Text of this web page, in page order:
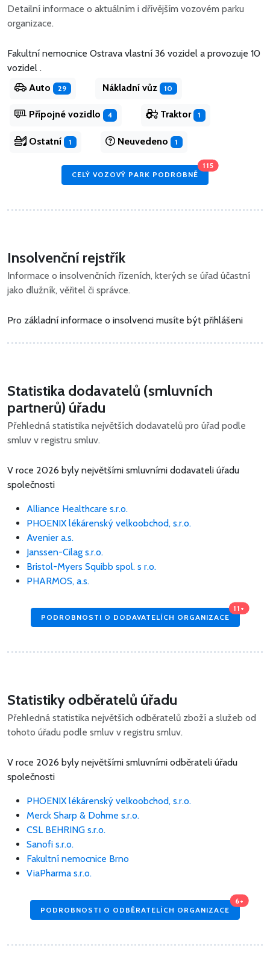
Detailní informace o aktuálním i dřívějším vozovém parku
organizace.
Fakultní nemocnice Ostrava vlastní 36 vozidel a provozuje 10
vozidel .
Auto
29 Nákladní vůz 10
Přípojné vozidlo 4 Traktor 1
Ostatní 1 Neuvedeno 1
CELÝ VOZOVÝ PARK PODROBNĚ
115
Insolvenční rejstřík
Informace o insolvenčních řízeních, kterých se úřad účastní
jako dlužník, věřitel či správce.
Pro základní informace o insolvenci musíte být přihlášeni
Statistika dodavatelů (smluvních
partnerů) úřadu
Přehledná statistika největších dodavatelů pro úřad podle
smluv v registru smluv.
V roce 2026 byly největšími smluvními dodavateli úřadu
společnosti
Alliance Healthcare s.r.o.
PHOENIX lékárenský velkoobchod, s.r.o.
Avenier a.s.
Janssen-Cilag s.r.o.
Bristol-Myers Squibb spol. s r.o.
PHARMOS, a.s.
PODROBNOSTI O DODAVATELÍCH ORGANIZACE
11+
Statistiky odběratelů úřadu
Přehledná statistika největších odběratelů zboží a služeb od
tohoto úřadu podle smluv v registru smluv.
V roce 2026 byly největšími smluvními odběrateli úřadu
společnosti
PHOENIX lékárenský velkoobchod, s.r.o.
Merck Sharp & Dohme s.r.o.
CSL BEHRING s.r.o.
Sanofi s.r.o.
Fakultní nemocnice Brno
ViaPharma s.r.o.
PODROBNOSTI O ODBĚRATELÍCH ORGANIZACE
6+